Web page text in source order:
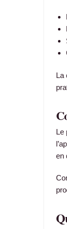
La
Le
en